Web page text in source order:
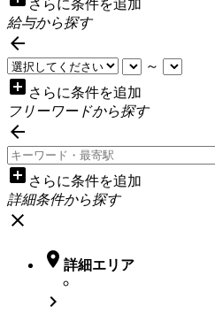
さらに条件を追加
給与から探す

～
add_box さらに条件を追加
フリーワードから探す

add_box さらに条件を追加
詳細条件から探す
close
 詳細エリア
